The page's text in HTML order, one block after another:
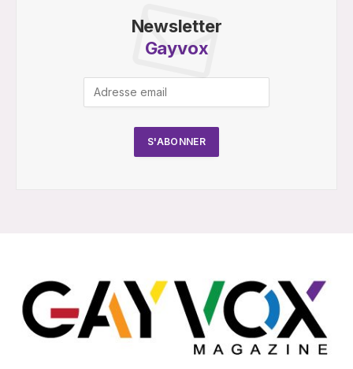
Newsletter
Gayvox